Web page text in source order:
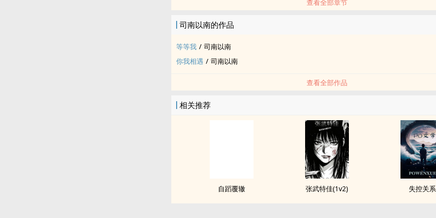
查看全部章节
司南以南的作品
等等我 / 司南以南
你我相遇 / 司南以南
查看全部作品
相关推荐
自蹈覆辙 张武特佳(1v2) 失控关系